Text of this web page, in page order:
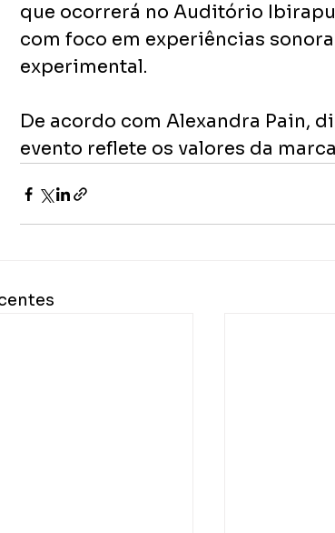
que ocorrerá no Auditório
com foco em experiências
experimental.
De acordo com Alexandra Pain,
evento reflete os valores da